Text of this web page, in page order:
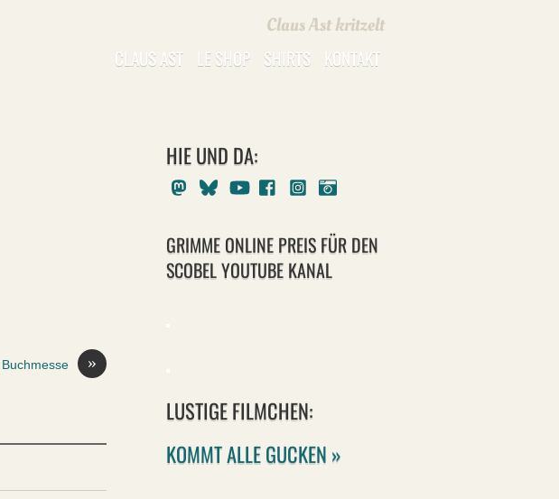
Claus Ast kritzelt
CLAUS AST LE SHOP SHIRTS KONTAKT
»
HIE UND DA:
MastodonBlueskyYoutubeFacebookInstagram
GRIMME ONLINE PREIS FÜR DEN
SCOBEL YOUTUBE KANAL
LUSTIGE FILMCHEN:
KOMMT ALLE GUCKEN »